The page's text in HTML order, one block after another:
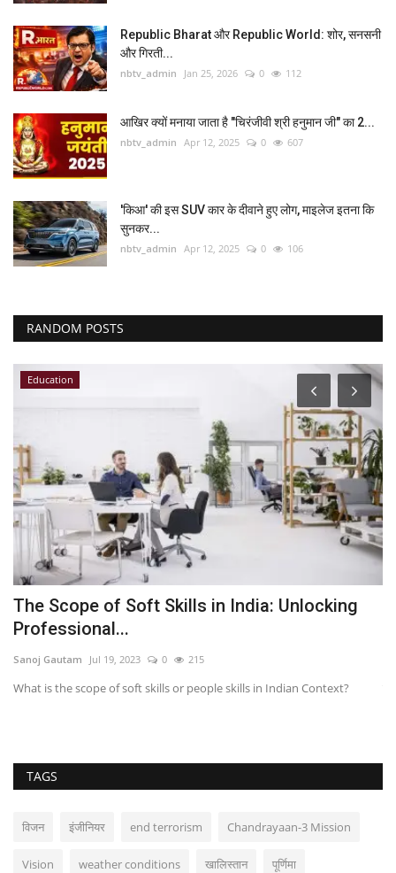
Republic Bharat और Republic World: शोर, सनसनी
और गिरती...
nbtv_admin Jan 25, 2026 0 112
आखिर क्यों मनाया जाता है "चिरंजीवी श्री हनुमान जी" का 2...
nbtv_admin Apr 12, 2025 0 607
'किआ' की इस SUV कार के दीवाने हुए लोग, माइलेज इतना कि
सुनकर...
nbtv_admin Apr 12, 2025 0 106
RANDOM POSTS
Education
The Scope of Soft Skills in India: Unlocking
Professional...
Sanoj Gautam Jul 19, 2023 0 215
What is the scope of soft skills or people skills in Indian Context?
TAGS
विजन इंजीनियर end terrorism Chandrayaan-3 Mission
Vision weather conditions खालिस्तान पूर्णिमा